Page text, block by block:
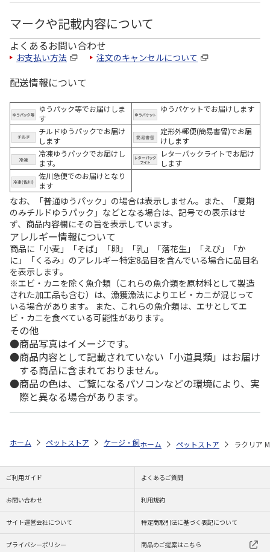
マークや記載内容について
よくあるお問い合わせ
お支払い方法 注文のキャンセルについて
配送情報について
ゆうパック等でお届けしま
す
ゆうパケットでお届けします
チルドゆうパックでお届け
します
定形外郵便(簡易書留)でお届
けします
冷凍ゆうパックでお届けし
ます。
レターパックライトでお届け
します
佐川急便でのお届けとなり
ます
なお、「普通ゆうパック」の場合は表示しません。また、「夏期
のみチルドゆうパック」などとなる場合は、記号での表示はせ
ず、商品内容欄にその旨を表示しています。
アレルギー情報について
商品に「小麦」「そば」「卵」「乳」「落花生」「えび」「か
に」「くるみ」のアレルギー特定8品目を含んでいる場合に品目名
を表示します。
※エビ・カニを除く魚介類（これらの魚介類を原材料として製造
された加工品も含む）は、漁獲漁法によりエビ・カニが混じって
いる場合があります。 また、これらの魚介類は、エサとしてエ
ビ・カニを食べている可能性があります。
その他
商品写真はイメージです。
商品内容として記載されていない「小道具類」はお届け
する商品に含まれておりません。
商品の色は、ご覧になるパソコンなどの環境により、実
際と異なる場合があります。
ホーム ペットストア ケージ・飼育その他用品 餌やり・水やり用品
ホーム ペットストア ラクリア
ご利用ガイド よくあるご質問
お問い合わせ 利用規約
サイト運営会社について 特定商取引法に基づく表記について
プライバシーポリシー 商品のご提案はこちら